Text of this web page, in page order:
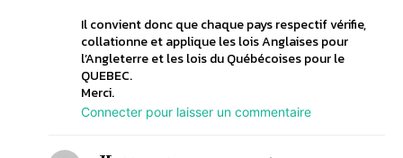
Il convient donc que chaque pays respectif vérifie,
collationne et applique les lois Anglaises pour
l’Angleterre et les lois du Québécoises pour le
QUEBEC.
Merci.
Connecter pour laisser un commentaire